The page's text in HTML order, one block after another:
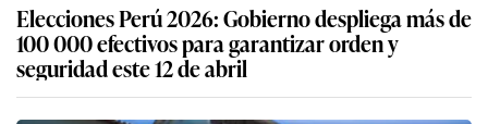
Elecciones Perú 2026: Gobierno despliega más de
100 000 efectivos para garantizar orden y
seguridad este 12 de abril